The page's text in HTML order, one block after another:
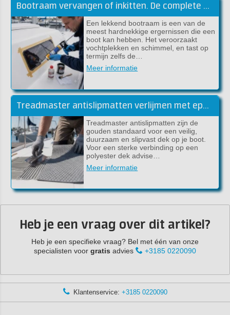
Bootraam vervangen of inkitten. De complete handleiding (Sika)
Een lekkend bootraam is een van de
meest hardnekkige ergernissen die een
boot kan hebben. Het veroorzaakt
vochtplekken en schimmel, en tast op
termijn zelfs de…
Meer informatie
Treadmaster antislipmatten verlijmen met epoxylijm (handleiding)
Treadmaster antislipmatten zijn de
gouden standaard voor een veilig,
duurzaam en slipvast dek op je boot.
Voor een sterke verbinding op een
polyester dek advise…
Meer informatie
Heb je een vraag over dit artikel?
Heb je een specifieke vraag? Bel met één van onze
specialisten voor gratis advies +3185 0220090
Klantenservice: +3185 0220090